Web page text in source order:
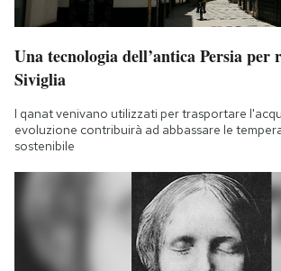
Una tecnologia dell’antica Persia per
Siviglia
I qanat venivano utilizzati per trasportare
evoluzione contribuirà ad abbassare le
sostenibile